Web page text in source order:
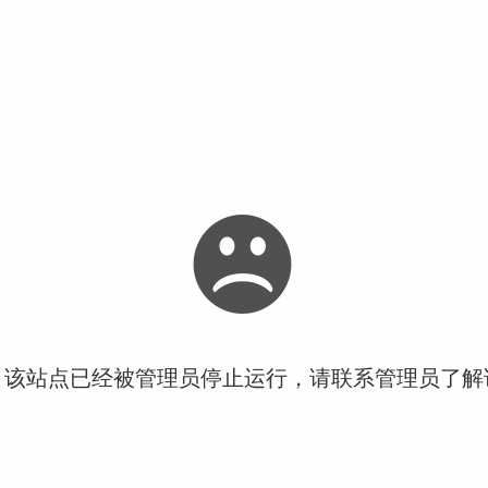
站点已经被管理员停止运行，请联系管理员了